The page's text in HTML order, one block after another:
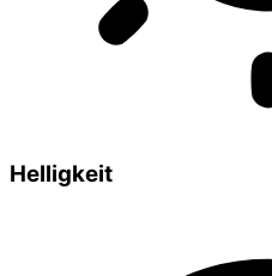
Helligkeit